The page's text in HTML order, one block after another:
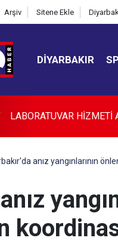
Arşiv Sitene Ekle
DIYARBAKIR
Diyarbakır’da düğün
anız yangınlarının